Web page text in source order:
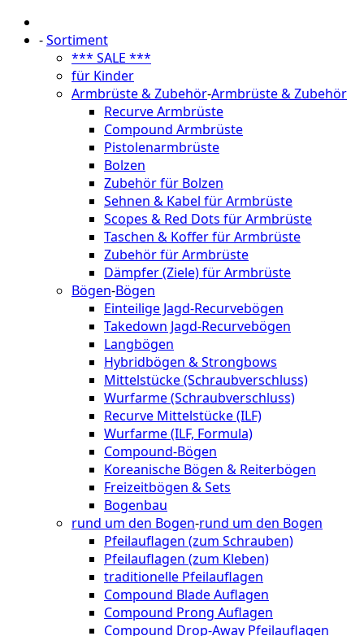
-Sortiment
*** SALE ***
für Kinder
Armbrüste & Zubehör-Armbrüste & Zubehör
Recurve Armbrüste
Compound Armbrüste
Pistolenarmbrüste
Bolzen
Zubehör für Bolzen
Sehnen & Kabel für Armbrüste
Scopes & Red Dots für Armbrüste
Taschen & Koffer für Armbrüste
Zubehör für Armbrüste
Dämpfer (Ziele) für Armbrüste
Bögen-Bögen
Einteilige Jagd-Recurvebögen
Takedown Jagd-Recurvebögen
Langbögen
Hybridbögen & Strongbows
Mittelstücke (Schraubverschluss)
Wurfarme (Schraubverschluss)
Recurve Mittelstücke (ILF)
Wurfarme (ILF, Formula)
Compound-Bögen
Koreanische Bögen & Reiterbögen
Freizeitbögen & Sets
Bogenbau
rund um den Bogen-rund um den Bogen
Pfeilauflagen (zum Schrauben)
Pfeilauflagen (zum Kleben)
traditionelle Pfeilauflagen
Compound Blade Auflagen
Compound Prong Auflagen
Compound Drop-Away Pfeilauflagen